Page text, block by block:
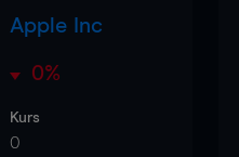
Apple Inc
0%
Kurs
0